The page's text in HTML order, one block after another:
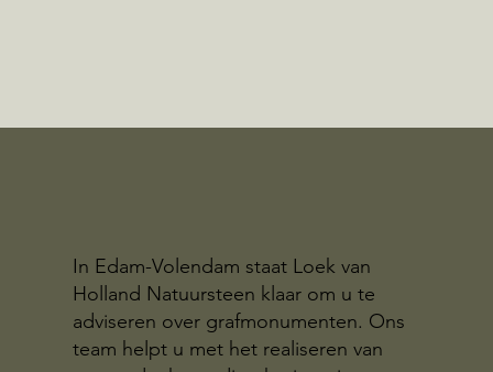
In Edam-Volendam staat Loek van
Holland Natuursteen klaar om u te
adviseren over grafmonumenten. Ons
team helpt u met het realiseren van